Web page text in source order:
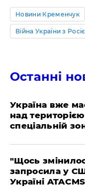
Новини Кременчук
Війна України з
Останні
Україна вже
над територією
спеціальній
"Щось
запросила у
Україні